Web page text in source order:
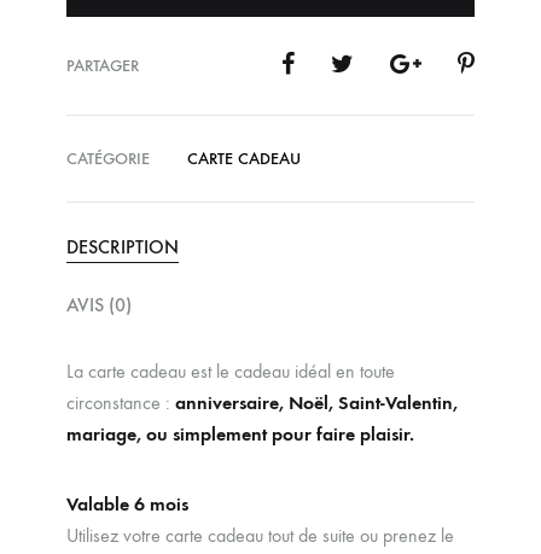
PARTAGER
CATÉGORIE CARTE CADEAU
DESCRIPTION
AVIS (0)
La carte cadeau est le cadeau idéal en toute
circonstance : anniversaire, Noël, Saint-Valentin,
mariage, ou simplement pour faire plaisir.
Valable 6 mois
Utilisez votre carte cadeau tout de suite ou prenez le